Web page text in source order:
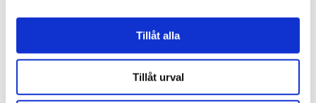
Tillåt alla
Tillåt urval